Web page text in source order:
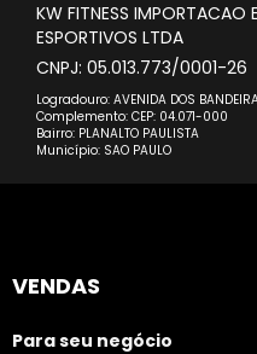
KW FITNESS IMPORTACAO
ESPORTIVOS LTDA
CNPJ: 05.013.773/0001-26
Logradouro: AVENIDA DOS
Complemento: CEP: 04.071-000
Bairro: PLANALTO PAULISTA
Município: SAO PAULO
VENDAS
Para seu negócio